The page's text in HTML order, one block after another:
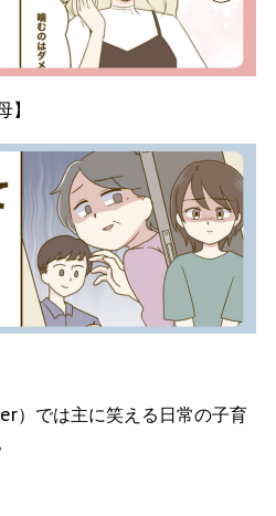
】
では主に笑える日常の子育